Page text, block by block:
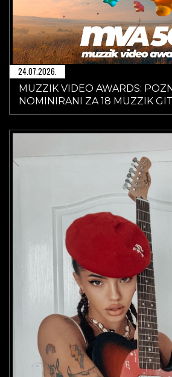
24.07.2026.
MUZZIK VIDEO AWARDS:
NOMINIRANI ZA 18 MUZZIK